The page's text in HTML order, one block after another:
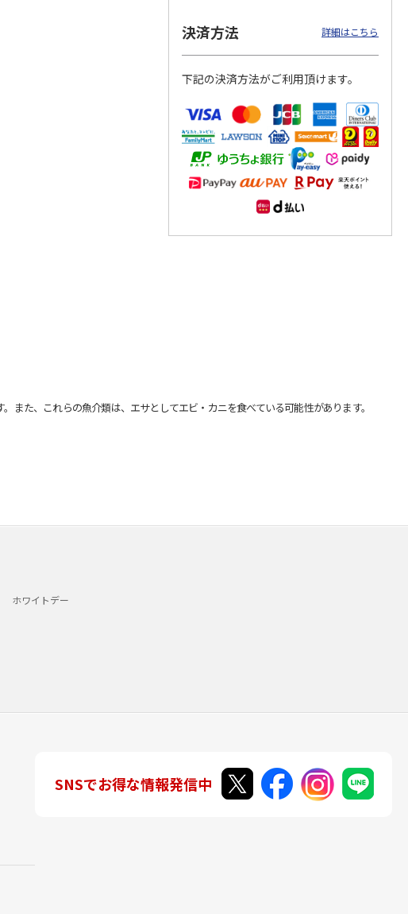
決済方法 詳細はこちら
下記の決済方法がご利用頂けます。
た、これらの魚介類は、エサとしてエビ・カニを食べている可能性があります。
ホワイトデー
SNSでお得な情報発信中